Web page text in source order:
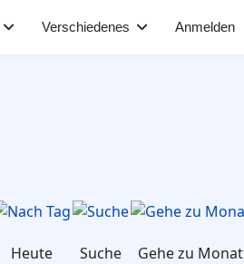
Verschiedenes Anmelden
Heute Suche Gehe zu Monat